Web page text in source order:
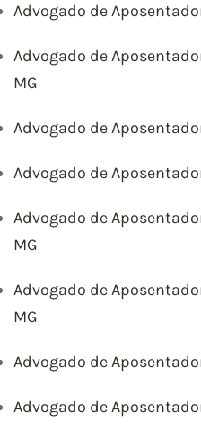
Advogado de
Advogado de
MG
Advogado de
Advogado de
Advogado de
MG
Advogado de
MG
Advogado de
Advogado de